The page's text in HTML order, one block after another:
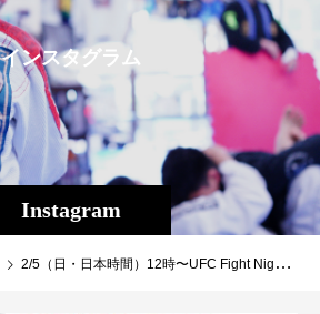
Instagram
インスタグラ ム
2/5（日・日本時間）12時〜UFC Fight Night218 in Las Vegas UFC APEXABEMA【格闘チャンネル】完全無料LIVE中継！！現地Las Vegas日本人４選手直前密着！↓https://youtu.be/NCfivO_UyW4#UFC#UFCVegas68#平良達郎#木下憂朔#中村倫也#風間敏臣